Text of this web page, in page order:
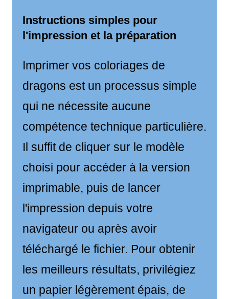
Instructions simples pour
l'impression et la préparation
Imprimer vos coloriages de
dragons est un processus simple
qui ne nécessite aucune
compétence technique particulière.
Il suffit de cliquer sur le modèle
choisi pour accéder à la version
imprimable, puis de lancer
l'impression depuis votre
navigateur ou après avoir
téléchargé le fichier. Pour obtenir
les meilleurs résultats, privilégiez
un papier légèrement épais, de